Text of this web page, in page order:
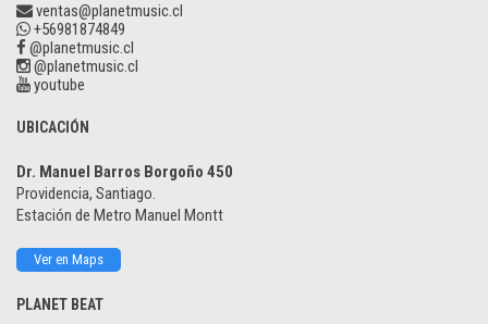
ventas@planetmusic.cl
+56981874849
@planetmusic.cl
@planetmusic.cl
youtube
UBICACIÓN
Dr. Manuel Barros Borgoño 450
Providencia, Santiago.
Estación de Metro Manuel Montt
Ver en Maps
PLANET BEAT